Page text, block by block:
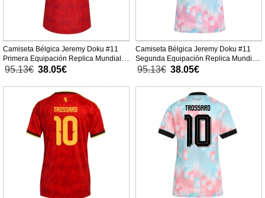
Camiseta Bélgica Jeremy Doku #11
Primera Equipación Replica Mundial
2026 para mujer mangas cortas
95.13€ 38.05€
Camiseta Bélgica Jeremy Doku #11
Segunda Equipación Replica Mundial
2026 para mujer mangas cortas
95.13€ 38.05€